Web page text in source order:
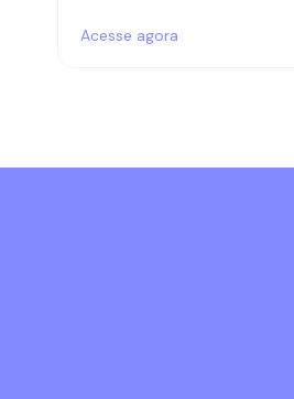
Acesse agora